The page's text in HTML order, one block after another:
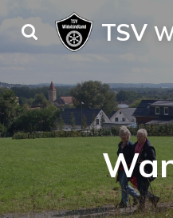
Hauptinhalt
springen
TSV